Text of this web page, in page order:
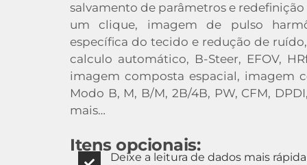
salvamento de parâmetros e
um clique, imagem de pulso
específica do tecido e redução de
calculo automático, B-Steer, EFOV,
imagem composta espacial, imagem
Modo B, M, B/M, 2B/4B, PW, CFM,
mais…
Itens opcionais:
Deixe a leitura de dados mais